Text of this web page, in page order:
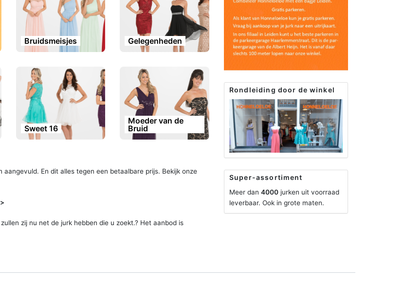
Bruidsmeisjes Gelegenheden
Sweet 16
Moeder van de
Bruid
En dit alles tegen een betaalbare prijs. Bekijk onze
zij nu net de jurk hebben die u zoekt.? Het aanbod is
Rondleiding door de winkel
Super-assortiment
Meer dan 4000 jurken uit voorraad
leverbaar. Ook in grote maten.